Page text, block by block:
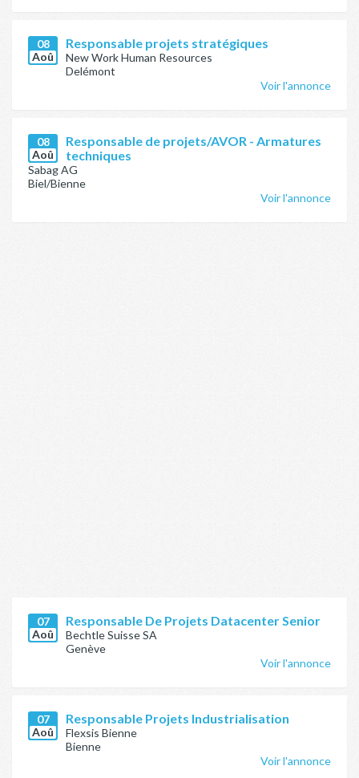
08
Aoû
Responsable projets stratégiques
New Work Human Resources
Delémont
Voir l'annonce
08
Aoû
Responsable de projets/AVOR - Armatures
techniques
Sabag AG
Biel/Bienne
Voir l'annonce
07
Aoû
Responsable De Projets Datacenter Senior
Bechtle Suisse SA
Genève
Voir l'annonce
07
Aoû
Responsable Projets Industrialisation
Flexsis Bienne
Bienne
Voir l'annonce